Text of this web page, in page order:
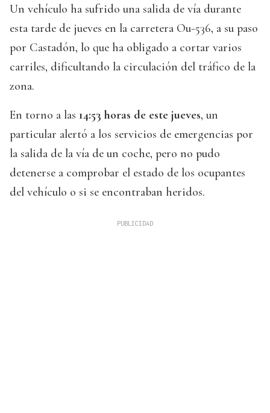
Un vehículo ha sufrido una salida de vía durante
esta tarde de jueves en la carretera Ou-536, a su paso
por Castadón, lo que ha obligado a cortar varios
carriles, dificultando la circulación del tráfico de la
zona.
En torno a las 14:53 horas de este jueves, un
particular alertó a los servicios de emergencias por
la salida de la vía de un coche, pero no pudo
detenerse a comprobar el estado de los ocupantes
del vehículo o si se encontraban heridos.